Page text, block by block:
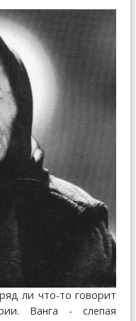
ли что-то говорит
Ванга - слепая